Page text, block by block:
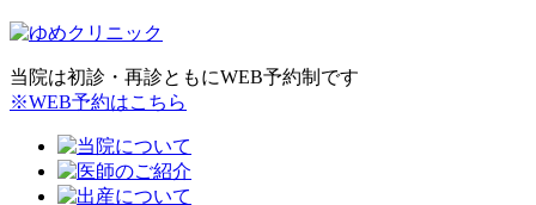
当院は初診・再診ともにWEB予約制です
※WEB予約はこちら